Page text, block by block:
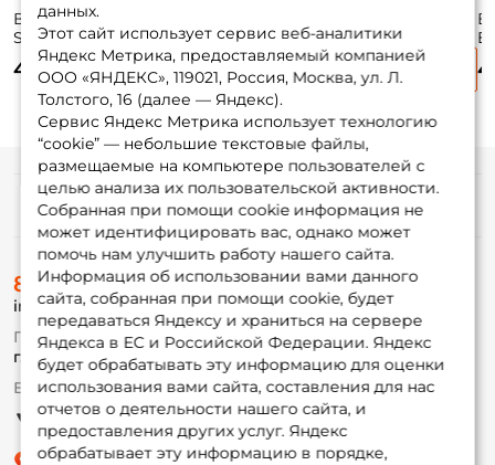
Воблер Tsuyoki
Swing Sr 35f 3,5см.
3,5гр. 061 до 0,4м.
floating
420 ₽
Swing Sr 35f 3,5см.
3,5гр. 291 до 0,4м.
floating
420 ₽
Mals 6см. 9,5гр.
C213 до 0,5м.
floating
430 ₽
данных.
Этот сайт использует сервис веб-аналитики
Яндекс Метрика, предоставляемый компанией
ООО «ЯНДЕКС», 119021, Россия, Москва, ул. Л.
Толстого, 16 (далее — Яндекс).
Сервис Яндекс Метрика использует технологию
“cookie” — небольшие текстовые файлы,
размещаемые на компьютере пользователей с
целью анализа их пользовательской активности.
Собранная при помощи cookie информация не
может идентифицировать вас, однако может
помочь нам улучшить работу нашего сайта.
Информация об использовании вами данного
сайта, собранная при помощи cookie, будет
передаваться Яндексу и храниться на сервере
Яндекса в ЕС и Российской Федерации. Яндекс
будет обрабатывать эту информацию для оценки
использования вами сайта, составления для нас
отчетов о деятельности нашего сайта, и
предоставления других услуг. Яндекс
обрабатывает эту информацию в порядке,
Информация
О магазине
Доставка
Оплата
Fox-bonus
Гуру
Партнерская программа
8 (495) 532-77-88
info@foxfishing.ru
По вопросам с заказом
г. Москва, ул. Плеханова д.7
Ежедневно 10:00 до 20:00